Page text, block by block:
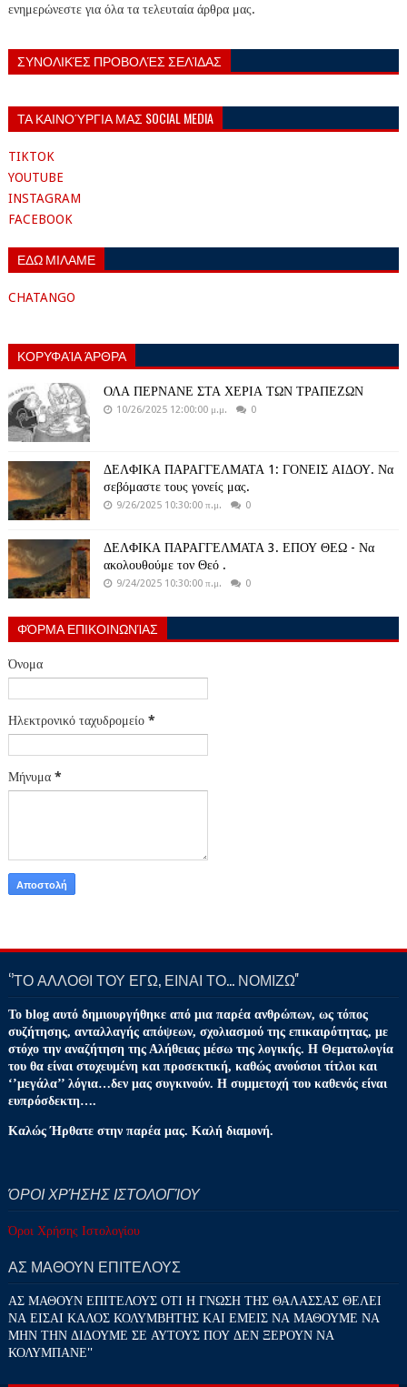
ενημερώνεστε για όλα τα τελευταία άρθρα μας.
ΣΥΝΟΛΙΚΈΣ ΠΡΟΒΟΛΈΣ ΣΕΛΊΔΑΣ
ΤΑ ΚΑΙΝΟΎΡΓΙΑ ΜΑΣ SOCIAL MEDIA
TIKTOK
YOUTUBE
INSTAGRAM
FACEBOOK
ΕΔΩ ΜΙΛΑΜΕ
CHATANGO
ΚΟΡΥΦΑΊΑ ΆΡΘΡΑ
ΟΛΑ ΠΕΡΝΑΝΕ ΣΤΑ ΧΕΡΙΑ ΤΩΝ ΤΡΑΠΕΖΩΝ
10/26/2025 12:00:00 μ.μ. 0
ΔΕΛΦΙΚΑ ΠΑΡΑΓΓΕΛΜΑΤΑ 1: ΓΟΝΕΙΣ ΑΙΔΟΥ. Να
σεβόμαστε τους γονείς μας.
9/26/2025 10:30:00 π.μ. 0
ΔΕΛΦΙΚΑ ΠΑΡΑΓΓΕΛΜΑΤΑ 3. ΕΠΟΥ ΘΕΩ - Να
ακολουθούμε τον Θεό .
9/24/2025 10:30:00 π.μ. 0
ΦΌΡΜΑ ΕΠΙΚΟΙΝΩΝΊΑΣ
Όνομα
Ηλεκτρονικό ταχυδρομείο *
Μήνυμα *
‘’ΤΟ ΑΛΛΟΘΙ ΤΟΥ ΕΓΩ, ΕΙΝΑΙ ΤΟ… ΝΟΜΙΖΩ''
Το blog αυτό δημιουργήθηκε από μια παρέα ανθρώπων, ως τόπος
συζήτησης, ανταλλαγής απόψεων, σχολιασμού της επικαιρότητας, με
στόχο την αναζήτηση της Αλήθειας μέσω της λογικής. Η Θεματολογία
του θα είναι στοχευμένη και προσεκτική, καθώς ανούσιοι τίτλοι και
‘’μεγάλα’’ λόγια…δεν μας συγκινούν. Η συμμετοχή του καθενός είναι
ευπρόσδεκτη….
Καλώς Ήρθατε στην παρέα μας. Καλή διαμονή.
ΌΡΟΙ ΧΡΉΣΗΣ ΙΣΤΟΛΟΓΊΟΥ
Όροι Χρήσης Ιστολογίου
ΑΣ ΜΑΘΟΥΝ ΕΠΙΤΕΛΟΥΣ
ΑΣ ΜΑΘΟΥΝ ΕΠΙΤΕΛΟΥΣ ΟΤΙ Η ΓΝΩΣΗ ΤΗΣ ΘΑΛΑΣΣΑΣ ΘΕΛΕΙ
ΝΑ ΕΙΣΑΙ ΚΑΛΟΣ ΚΟΛΥΜΒΗΤΗΣ ΚΑΙ ΕΜΕΙΣ ΝΑ ΜΑΘΟΥΜΕ ΝΑ
ΜΗΝ ΤΗΝ ΔΙΔΟΥΜΕ ΣΕ ΑΥΤΟΥΣ ΠΟΥ ΔΕΝ ΞΕΡΟΥΝ ΝΑ
ΚΟΛΥΜΠΑΝΕ''